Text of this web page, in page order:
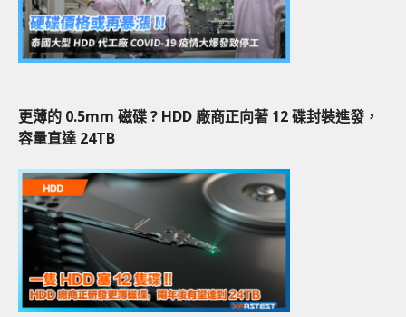
更薄的 0.5mm 磁碟 ? HDD 廠商正向著 12 碟封裝進發，
容量直達 24TB